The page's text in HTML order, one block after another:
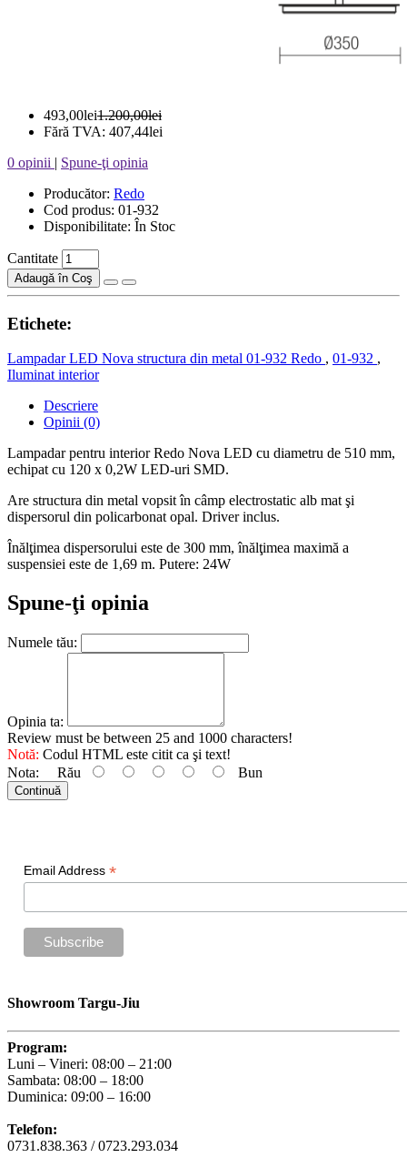
493,00lei1.200,00lei
Fără TVA: 407,44lei
0 opinii | Spune-ţi opinia
Producător: Redo
Cod produs: 01-932
Disponibilitate: În Stoc
Cantitate
Adaugă în Coş
Etichete:
Lampadar LED Nova structura din metal 01-932 Redo , 01-932 ,
Iluminat interior
Descriere
Opinii (0)
Lampadar pentru interior Redo Nova LED cu diametru de 510 mm,
echipat cu 120 x 0,2W LED-uri SMD.
Are structura din metal vopsit în câmp electrostatic alb mat şi
dispersorul din policarbonat opal. Driver inclus.
Înălţimea dispersorului este de 300 mm, înălţimea maximă a
suspensiei este de 1,69 m. Putere: 24W
Spune-ţi opinia
Numele tău:
Opinia ta:
Review must be between 25 and 1000 characters!
Notă: Codul HTML este citit ca şi text!
Nota:
Rău Bun
Continuă
Email Address *
Showroom Targu-Jiu
Program:
Luni – Vineri: 08:00 – 21:00
Sambata: 08:00 – 18:00
Duminica: 09:00 – 16:00
Telefon:
0731.838.363 / 0723.293.034